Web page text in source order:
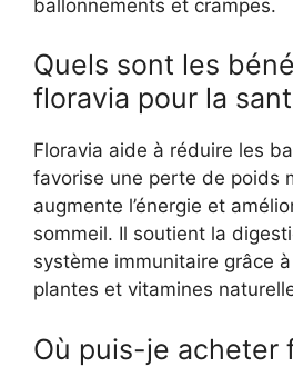
ballonnements et crampes.
Quels sont les
floravia pour la
Floravia aide à réduire les
favorise une perte de poids
augmente l’énergie et
sommeil. Il soutient la
système immunitaire grâce
plantes et vitamines
Où puis-je acheter